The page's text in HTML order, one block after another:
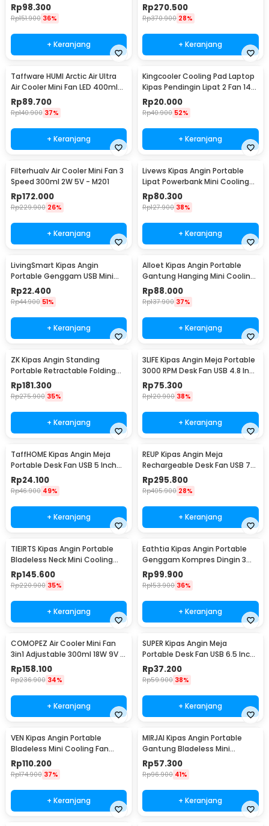
MC4
Rp98.300
Rp151.900 36%
+ Keranjang
LED - R011
Rp270.500
Rp370.900 28%
+ Keranjang
Taffware HUMI Arctic Air Ultra
Air Cooler Mini Fan LED 400ml
8W 5V - K-F009
Rp89.700
Rp140.900 37%
+ Keranjang
Kingcooler Cooling Pad Laptop
Kipas Pendingin Lipat 2 Fan 14
Inch - 818
Rp20.000
Rp40.900 52%
+ Keranjang
Filterhualv Air Cooler Mini Fan 3
Speed 300ml 2W 5V - M201
Rp172.000
Rp229.900 26%
+ Keranjang
Livews Kipas Angin Portable
Lipat Powerbank Mini Cooling
Fan 3000mAh - F3
Rp80.300
Rp127.900 38%
+ Keranjang
LivingSmart Kipas Angin
Portable Genggam USB Mini
Cooling Fan 1200mAh - SS-2
Rp22.400
Rp44.900 51%
+ Keranjang
Alloet Kipas Angin Portable
Gantung Hanging Mini Cooling
Fan 1800mAh - DQ203
Rp88.000
Rp137.900 37%
+ Keranjang
ZK Kipas Angin Standing
Portable Retractable Folding
Fan 7200mAh - ZK-20321
Rp181.300
Rp275.900 35%
+ Keranjang
3LIFE Kipas Angin Meja Portable
3000 RPM Desk Fan USB 4.8 Inch
5W - 312
Rp75.300
Rp120.900 38%
+ Keranjang
TaffHOME Kipas Angin Meja
Portable Desk Fan USB 5 Inch
2.5W - YZ-007
Rp24.100
Rp46.900 49%
+ Keranjang
REUP Kipas Angin Meja
Rechargeable Desk Fan USB 7
Inch 10000mAh - DQ212
Rp295.800
Rp405.900 28%
+ Keranjang
TIEIRTS Kipas Angin Portable
Bladeless Neck Mini Cooling
Fan 5000mAh - H12
Rp145.600
Rp220.900 35%
+ Keranjang
Eathtia Kipas Angin Portable
Genggam Kompres Dingin 3
Speed 2200mAh - WX-622
Rp99.900
Rp153.900 36%
+ Keranjang
COMOPEZ Air Cooler Mini Fan
3in1 Adjustable 300ml 18W 9V -
YY-01
Rp158.100
Rp236.900 34%
+ Keranjang
SUPER Kipas Angin Meja
Portable Desk Fan USB 6.5 Inch
4.5W - A8
Rp37.200
Rp59.900 38%
+ Keranjang
VEN Kipas Angin Portable
Bladeless Mini Cooling Fan
Power Bank 3000mAh - 348
Rp110.200
Rp174.900 37%
+ Keranjang
MIRJAI Kipas Angin Portable
Gantung Bladeless Mini
Cooling Fan 1200mAh - 6171
Rp57.300
Rp96.900 41%
+ Keranjang